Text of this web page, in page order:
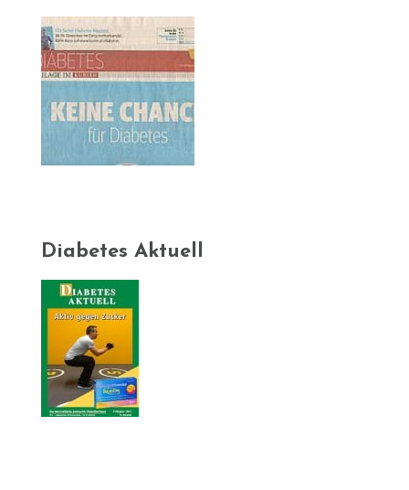
Diabetes Aktuell